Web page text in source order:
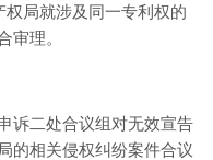
局就涉及同一专利权的
审理。
二处合议组对无效宣告
的相关侵权纠纷案件合议